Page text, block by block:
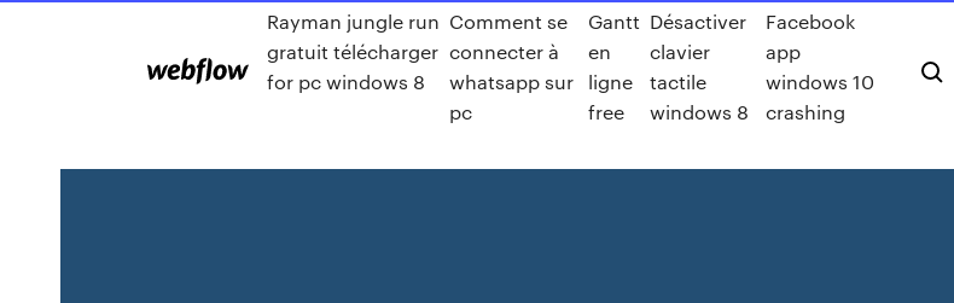
Rayman jungle run
gratuit télécharger
for pc windows 8
Comment se
connecter à
whatsapp sur
pc
Gantt
en
ligne
free
Désactiver
clavier
tactile
windows 8
Facebook
app
windows 10
crashing